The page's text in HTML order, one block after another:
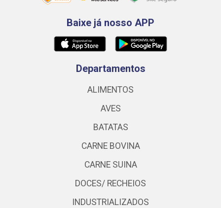
Baixe já nosso APP
Departamentos
ALIMENTOS
AVES
BATATAS
CARNE BOVINA
CARNE SUINA
DOCES/ RECHEIOS
INDUSTRIALIZADOS